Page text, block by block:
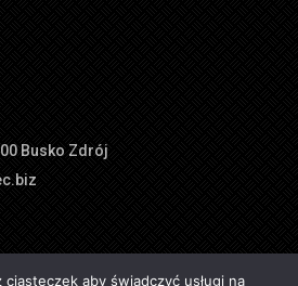
Busko Zdrój
aby świadczyć usługi na